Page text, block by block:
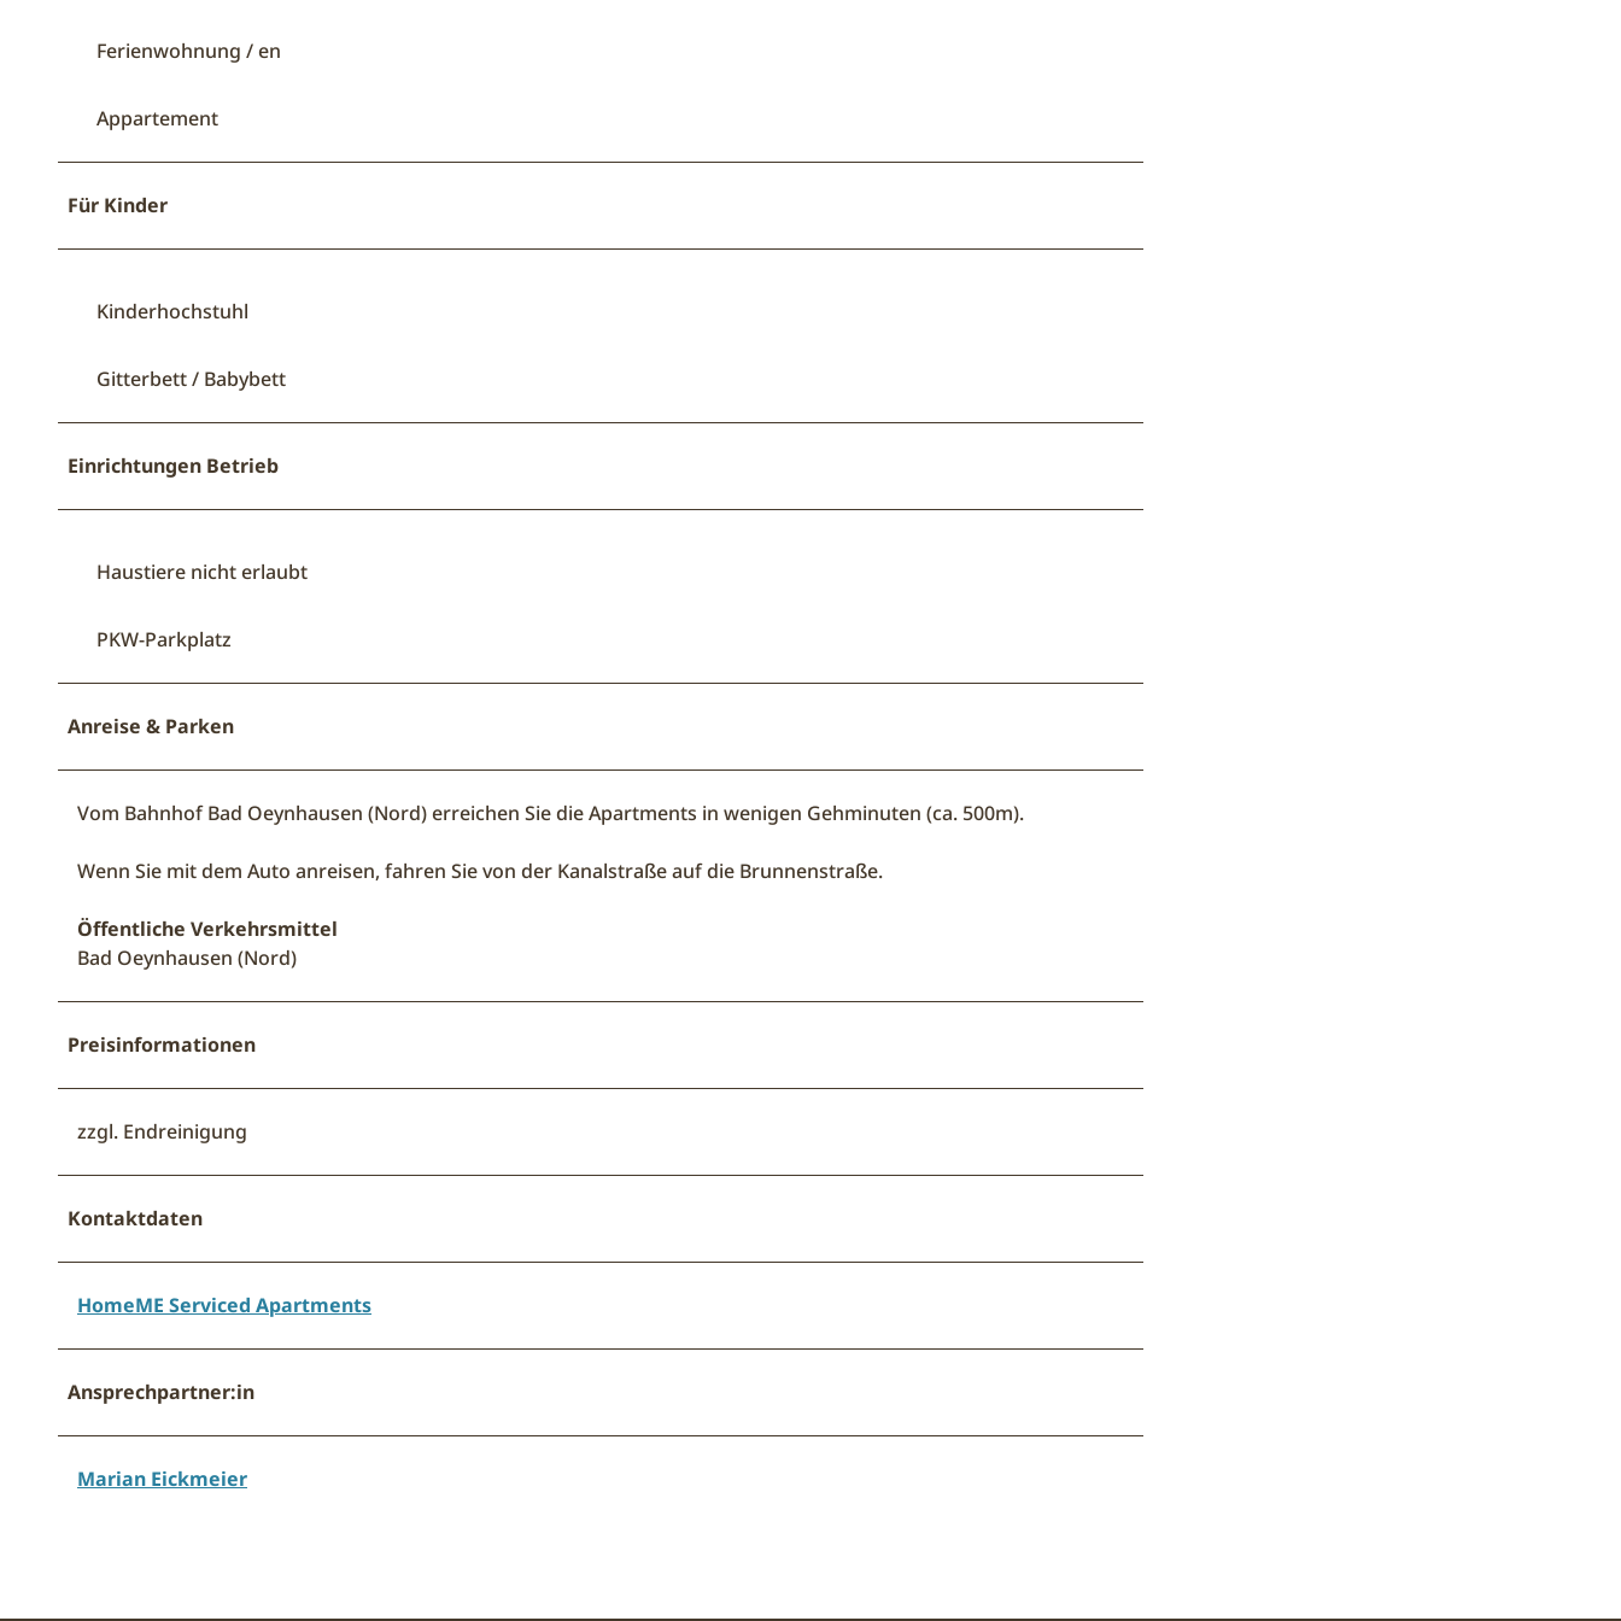
Ferienwohnung / en
Appartement
Für Kinder
Kinderhochstuhl
Gitterbett / Babybett
Einrichtungen Betrieb
Haustiere nicht erlaubt
PKW-Parkplatz
Anreise & Parken
Vom Bahnhof Bad Oeynhausen (Nord) erreichen Sie die Apartments in wenigen Gehminuten (ca. 500m).
Wenn Sie mit dem Auto anreisen, fahren Sie von der Kanalstraße auf die Brunnenstraße.
Öffentliche Verkehrsmittel
Bad Oeynhausen (Nord)
Preisinformationen
zzgl. Endreinigung
Kontaktdaten
HomeME Serviced Apartments
Ansprechpartner:in
Marian Eickmeier